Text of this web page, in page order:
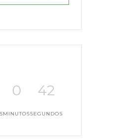
0
MINUTOS
42
SEGUNDOS